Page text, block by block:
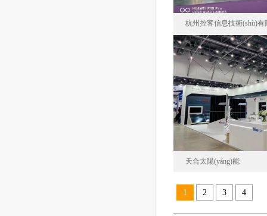
杭州控客信息技術(shù)有
杭州控客信息技
中國
面積
天合太陽(yáng)能
1 2 3 4